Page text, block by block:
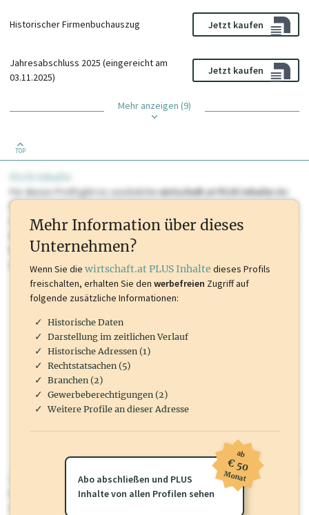
Historischer Firmenbuchauszug Jetzt kaufen
Jahresabschluss 2025 (eingereicht am
03.11.2025)
Jetzt kaufen
Mehr anzeigen (9)
TOP
PLUS Inhalte
Für dieses Profil gibt es zusätzlichewirtschaft.at PLUS Inhaltedie
Sie momentan nicht einsehen können. Schalten Sie dieses Profil frei
oder loggen Sie sich ein um diese Inhalte zu sehen. wirtschaft.at PLUS
Marken, Patente, Rechtstatsachen, OTS-Aussendungen, und viele
mehr.
wirtschaft.at PLUS
Für dieses Profil gibt es zusätzlichewirtschaft.at PLUS Inhalte
Mehr Information über dieses
Unternehmen?
Wenn Sie die wirtschaft.at PLUS Inhalte dieses Profils
freischalten, erhalten Sie den werbefreien Zugriff auf
folgende zusätzliche Informationen:
Historische Daten
Darstellung im zeitlichen Verlauf
Historische Adressen (1)
Rechtstatsachen (5)
Branchen (2)
Gewerbeberechtigungen (2)
Weitere Profile an dieser Adresse
Abo abschließen und PLUS
Inhalte von allen Profilen sehen
ab
€ 50
Monat